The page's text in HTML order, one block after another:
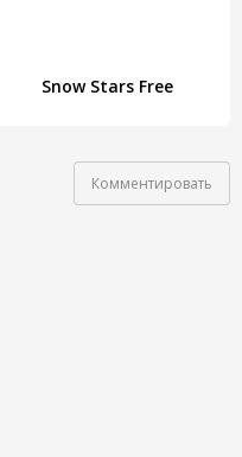
Snow Stars Free
Комментировать